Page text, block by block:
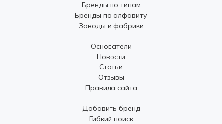
Бренды по типам
Бренды по алфавиту
Заводы и фабрики
Основатели
Новости
Статьи
Отзывы
Правила сайта
Добавить бренд
Гибкий поиск